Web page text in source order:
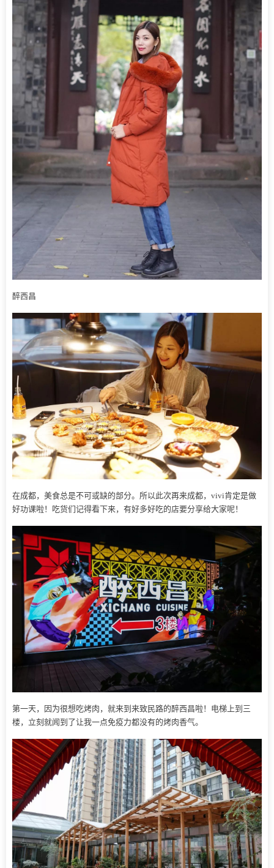
醉西昌
在成都，美食总是不可或缺的部分。所以此次再来成都，vivi肯定是做
好功课啦！吃货们记得看下来，有好多好吃的店要分享给大家呢！
第一天，因为很想吃烤肉，就来到来致民路的醉西昌啦！电梯上到三
楼，立刻就闻到了让我一点免疫力都没有的烤肉香气。